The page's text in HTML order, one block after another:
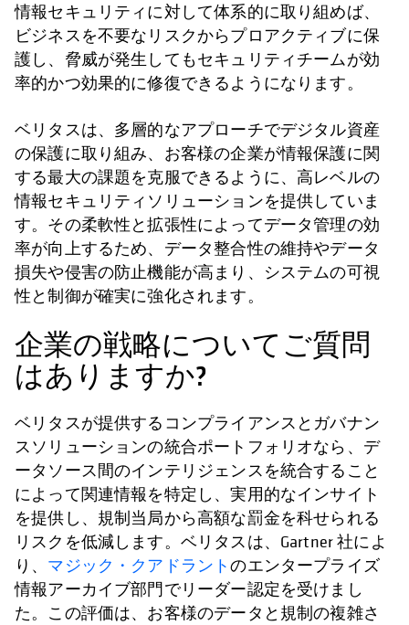
情報セキュリティに対して体系的に取り組めば、
ビジネスを不要なリスクからプロアクティブに保
護し、脅威が発生してもセキュリティチームが効
率的かつ効果的に修復できるようになります。
ベリタスは、多層的なアプローチでデジタル資産
の保護に取り組み、お客様の企業が情報保護に関
する最大の課題を克服できるように、高レベルの
情報セキュリティソリューションを提供していま
す。その柔軟性と拡張性によってデータ管理の効
率が向上するため、データ整合性の維持やデータ
損失や侵害の防止機能が高まり、システムの可視
性と制御が確実に強化されます。
企業の戦略についてご質問
はありますか?
ベリタスが提供するコンプライアンスとガバナン
スソリューションの統合ポートフォリオなら、デ
ータソース間のインテリジェンスを統合すること
によって関連情報を特定し、実用的なインサイト
を提供し、規制当局から高額な罰金を科せられる
リスクを低減します。ベリタスは、Gartner 社によ
り、 マジック・クアドラントのエンタープライズ
情報アーカイブ部門でリーダー認定を受けまし
た。この評価は、お客様のデータと規制の複雑さ